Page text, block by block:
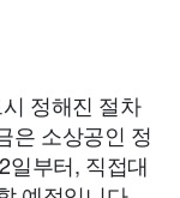
정해진 절차
은 소상공인 정
일부터, 직접대